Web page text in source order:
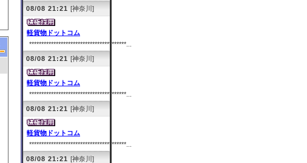
08/08 21:21 [神奈川]
軽貨物ドットコム
****************************************...
08/08 21:21 [神奈川]
軽貨物ドットコム
****************************************...
08/08 21:21 [神奈川]
軽貨物ドットコム
****************************************...
08/08 21:21 [神奈川]